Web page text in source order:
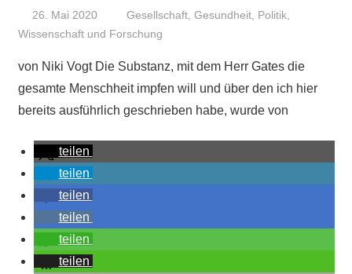
26. Mai 2020 Niki Vogt
Gesellschaft ,Gesundheit Politik
Wissenschaft und Forschung
von Niki Vogt Die Substanz, mit dem Herr Gates die
gesamte Menschheit impfen will und über den ich hier
bereits ausführlich geschrieben habe, wurde von
teilen
teilen
teilen
teilen
teilen
teilen